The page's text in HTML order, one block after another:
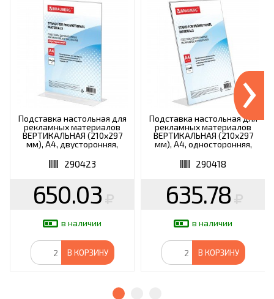
Подставка настольная для
рекламных материалов
ВЕРТИКАЛЬНАЯ (210х297
мм), А4, двусторонняя,
290423
650.03
в наличии
В КОРЗИНУ
Подставка настольная для
рекламных материалов
ВЕРТИКАЛЬНАЯ (210х297
мм), А4, односторонняя,
290418
635.78
в наличии
В КОРЗИНУ
›